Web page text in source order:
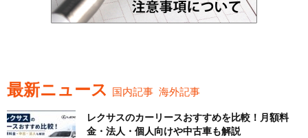
最新ニュース 国内記事 海外記事
レクサスのカーリースおすすめを比較！月額料
金・法人・個人向けや中古車も解説